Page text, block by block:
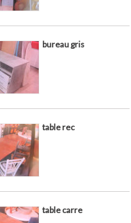
bureau gris
table rec
table carre